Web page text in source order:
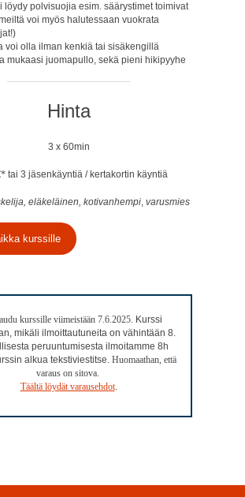
löydy polvisuojia esim. säärystimet toimivat
voi myös halutessaan vuokrata
voi olla ilman kenkiä tai sisäkengillä
mukaasi juomapullo, sekä pieni hikipyyhe
Hinta
3 x 60min
tai 3 jäsenkäyntiä / kertakortin käyntiä
eläkeläinen, kotivanhempi, varusmies
kurssille
kurssille viimeistään 7.6.2025. Kurssi
mikäli ilmoittautuneita on vähintään 8.
peruuntumisesta ilmoitamme 8h
alkua tekstiviestitse. Huomaathan, että
varaus on sitova.
Täältä löydät varausehdot.